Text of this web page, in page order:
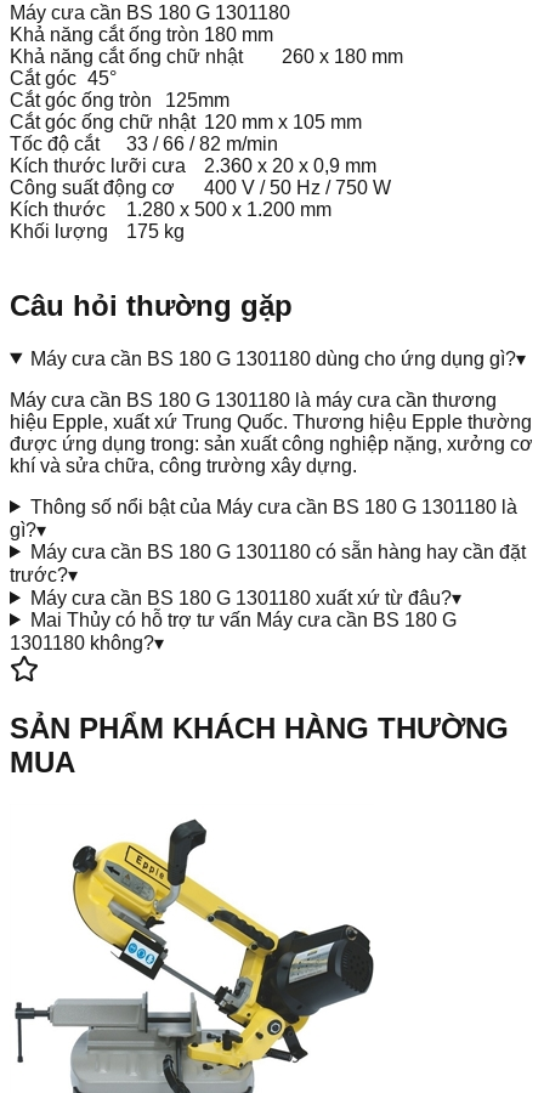
Máy cưa cần BS 180 G 1301180
Khả năng cắt ống tròn 180 mm
Khả năng cắt ống chữ nhật
260 x 180 mm
Cắt góc 45°
Cắt góc ống tròn
125mm
Cắt góc ống chữ nhật 120 mm x 105 mm
Tốc độ cắt
33 / 66 / 82 m/min
Kích thước lưỡi cưa
2.360 x 20 x 0,9 mm
Công suất động cơ
400 V / 50 Hz / 750 W
Kích thước
1.280 x 500 x 1.200 mm
Khối lượng
175 kg
Câu hỏi thường gặp
Máy cưa cần BS 180 G 1301180 dùng cho ứng dụng gì?▾
Máy cưa cần BS 180 G 1301180 là máy cưa cần thương
hiệu Epple, xuất xứ Trung Quốc. Thương hiệu Epple thường
được ứng dụng trong: sản xuất công nghiệp nặng, xưởng cơ
khí và sửa chữa, công trường xây dựng.
Thông số nổi bật của Máy cưa cần BS 180 G 1301180 là
gì?▾
Máy cưa cần BS 180 G 1301180 có sẵn hàng hay cần đặt
trước?▾
Máy cưa cần BS 180 G 1301180 xuất xứ từ đâu?▾
Mai Thủy có hỗ trợ tư vấn Máy cưa cần BS 180 G
1301180 không?▾
SẢN PHẨM KHÁCH HÀNG THƯỜNG
MUA